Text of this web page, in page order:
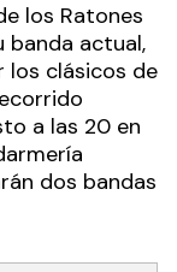
los Ratones
banda actual,
los clásicos de
a las 20 en
dos bandas